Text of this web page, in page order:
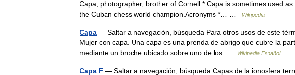
Capa, photographer, brother of Cornell * Capa is sometimes used
the Cuban chess world champion.Acronyms *… …
Wikipedia
Capa — Saltar a navegación, búsqueda Para otros usos de este
Mujer con capa. Una capa es una prenda de abrigo que cubre la
mediante un broche ubicado sobre uno de los …
Wikipedia Español
Capa F — Saltar a navegación, búsqueda Capas de la ionosfera